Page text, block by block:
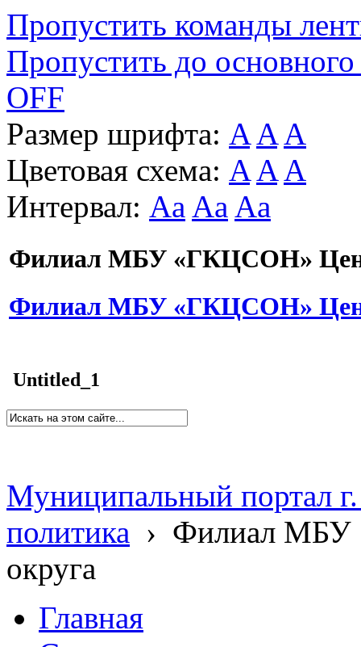
Пропустить команды
Пропустить до основного
OFF
Размер шрифта: A A A
Цветовая схема: A A A
Интервал: Aa Aa Aa
Филиал МБУ «ГКЦСОН»
Филиал МБУ «ГКЦСОН»
Untitled_1
Муниципальный портал
политика › Филиал МБУ
округа
Главная